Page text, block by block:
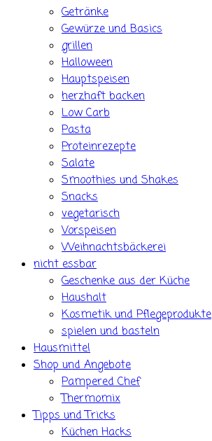
Getränke
Gewürze und Basics
grillen
Halloween
Hauptspeisen
herzhaft backen
Low Carb
Pasta
Proteinrezepte
Salate
Smoothies und Shakes
Snacks
vegetarisch
Vorspeisen
Weihnachtsbäckerei
nicht essbar
Geschenke aus der Küche
Haushalt
Kosmetik und Pflegeprodukte
spielen und basteln
Hausmittel
Shop und Angebote
Pampered Chef
Thermomix
Tipps und Tricks
Küchen Hacks